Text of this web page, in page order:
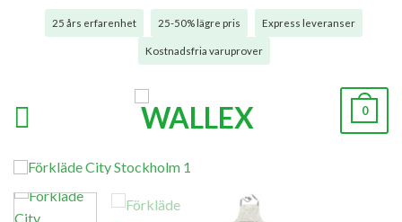
25 års erfarenhet 25-50% lägre pris Express leveranser
Kostnadsfria varuprover
0